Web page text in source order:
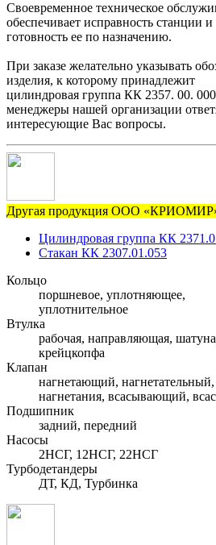
Своевременное техническое
обеспечивает исправность станции и
готовность ее по назначению.
При заказе желательно указывать
изделия, к которому принадлежит
цилиндровая группа КК 2357. 00.
менеджеры нашей организации
интересующие Вас вопросы.
Другая продукция ООО
Цилиндровая группа КК
Стакан КК 2307.01.053
Кольцо
поршневое, уплотняющее,
уплотнительное
Втулка
рабочая, направляющая,
крейцкопфа
Клапан
нагнетающий, нагнетательный,
нагнетания, всасывающий,
Подшипник
задний, передний
Насосы
2НСГ, 12НСГ, 22НСГ
Турбодетандеры
ДТ, КД, Турбинка